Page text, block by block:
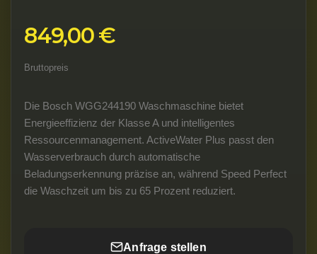
849,00 €
Bruttopreis
Die Bosch WGG244190 Waschmaschine bietet
Energieeffizienz der Klasse A und intelligentes
Ressourcenmanagement. ActiveWater Plus passt den
Wasserverbrauch durch automatische
Beladungserkennung präzise an, während Speed Perfect
die Waschzeit um bis zu 65 Prozent reduziert.
Anfrage stellen